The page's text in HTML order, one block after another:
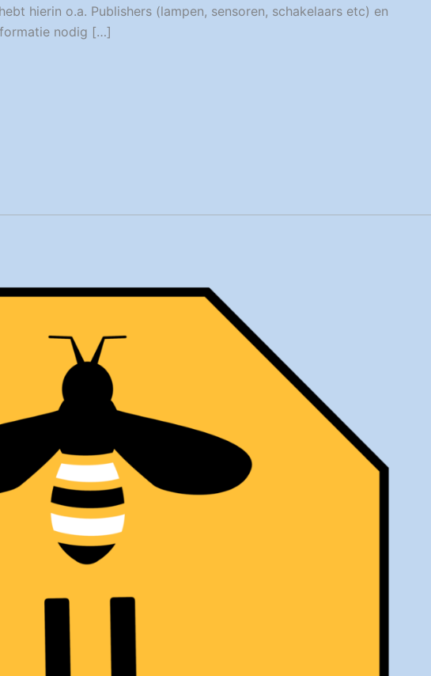
hierin o.a. Publishers (lampen, sensoren, schakelaars etc) en
nodig […]